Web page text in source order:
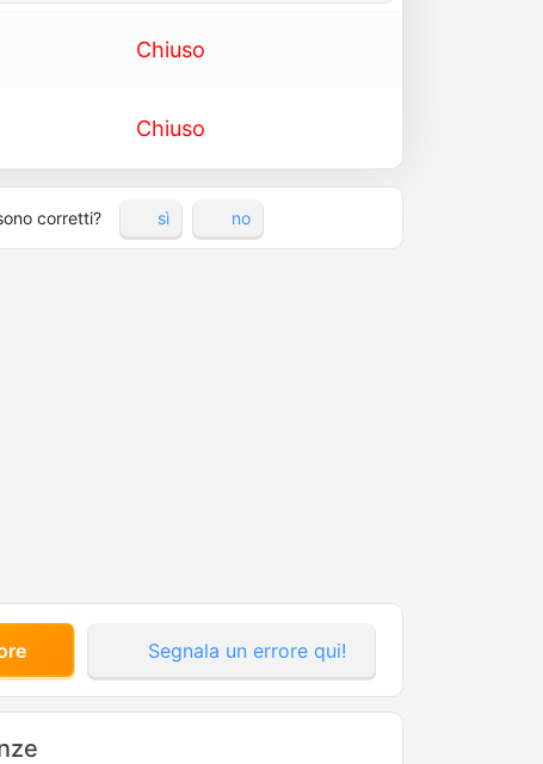
Chiuso
Chiuso
corretti? sì no
Segnala un errore qui!